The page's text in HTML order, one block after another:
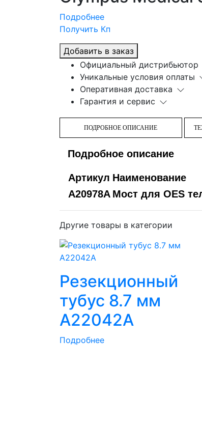
Подробнее
Получить Кп
Добавить в заказ
Официальный дистрибьютор
Уникальные условия оплаты
Оперативная доставка
Гарантия и сервис
ПОДРОБНОЕ ОПИСАНИЕ
Подробное описание
Артикул Наименование
A20978A Мост для OES
Другие товары в категории
Резекционный
тубус 8.7 мм
A22042A
Подробнее